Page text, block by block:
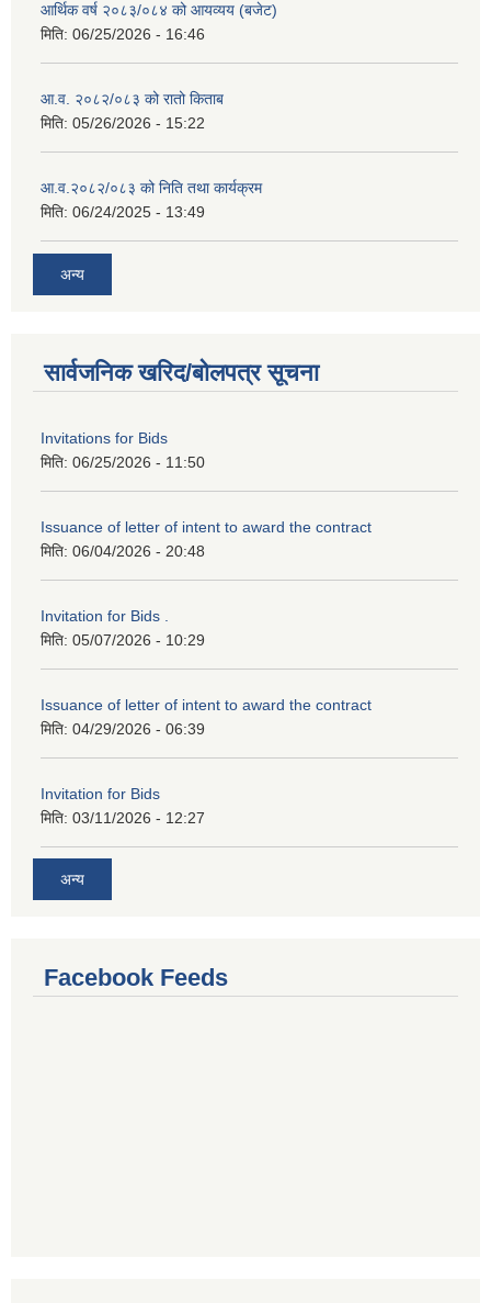
आर्थिक वर्ष २०८३/०८४ को आयव्यय (बजेट)
मिति: 06/25/2026 - 16:46
आ.व. २०८२/०८३ को रातो किताब
मिति: 05/26/2026 - 15:22
आ.व.२०८२/०८३ को निति तथा कार्यक्रम
मिति: 06/24/2025 - 13:49
अन्य
सार्वजनिक खरिद/बोलपत्र सूचना
Invitations for Bids
मिति: 06/25/2026 - 11:50
Issuance of letter of intent to award the contract
मिति: 06/04/2026 - 20:48
Invitation for Bids .
मिति: 05/07/2026 - 10:29
Issuance of letter of intent to award the contract
मिति: 04/29/2026 - 06:39
Invitation for Bids
मिति: 03/11/2026 - 12:27
अन्य
Facebook Feeds